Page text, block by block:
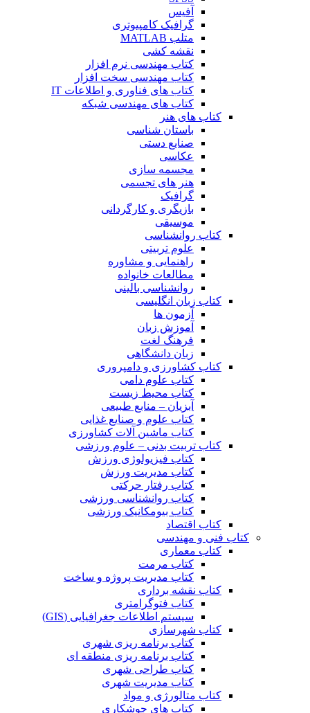
آفیس
گرافیک کامپیوتری
متلب MATLAB
نقشه کشی
کتاب مهندسی نرم افزار
کتاب مهندسی سخت افزار
کتاب های فناوری و اطلاعات IT
کتاب های مهندسی شبکه
کتاب های هنر
باستان شناسی
صنایع دستی
عکاسی
مجسمه سازی
هنر های تجسمی
گرافیک
بازیگری و کارگردانی
موسیقی
کتاب روانشناسی
علوم تربیتی
راهنمایی و مشاوره
مطالعات خانواده
روانشناسی بالینی
کتاب زبان انگلیسی
آزمون ها
آموزش زبان
فرهنگ لغت
زبان دانشگاهی
کتاب کشاورزی و دامپروری
کتاب علوم دامی
کتاب محیط زیست
آبزیان – منابع طبیعی
کتاب علوم و صنایع غذایی
کتاب ماشین آلات کشاورزی
کتاب تربیت بدنی – علوم ورزشی
کتاب فیزیولوژی ورزش
کتاب مدیریت ورزش
کتاب رفتار حرکتی
کتاب روانشناسی ورزشی
کتاب بیومکانیک ورزشی
کتاب اقتصاد
کتاب فنی و مهندسی
کتاب معماری
کتاب مرمت
کتاب مدیریت پروژه و ساخت
کتاب نقشه برداری
کتاب فتوگرامتری
سیستم اطلاعات جغرافیایی (GIS)
کتاب شهرسازی
کتاب برنامه ریزی شهری
کتاب برنامه ریزی منطقه ای
کتاب طراحی شهری
کتاب مدیریت شهری
کتاب متالورژی و مواد
کتاب های جوشکاری